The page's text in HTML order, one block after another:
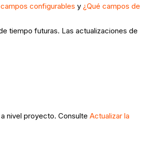
configurables y ¿Qué campos de
tiempo futuras. Las actualizaciones de
nivel proyecto. Consulte Actualizar la